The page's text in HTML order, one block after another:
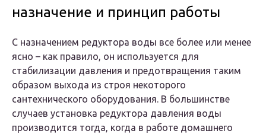
назначение и принцип работы
С назначением редуктора воды все более или менее
ясно – как правило, он используется для
стабилизации давления и предотвращения таким
образом выхода из строя некоторого
сантехнического оборудования. В большинстве
случаев установка редуктора давления воды
производится тогда, когда в работе домашнего